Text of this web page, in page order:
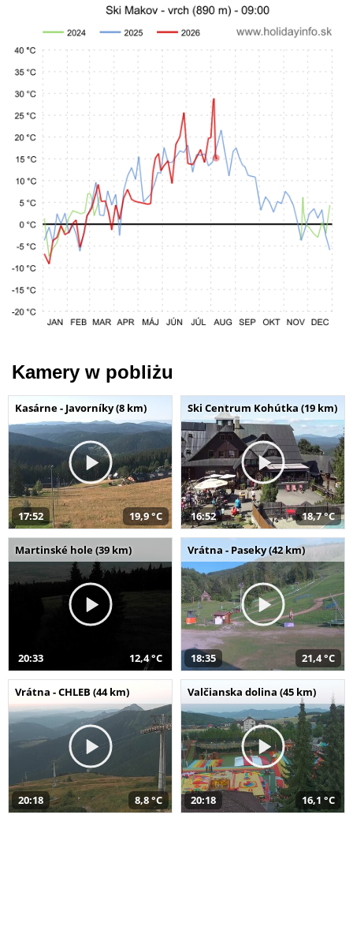
Kamery w pobliżu
Kasárne - Javorníky (8 km)
17:52 19,9 °C
Ski Centrum Kohútka (19 km)
16:52 18,7 °C
Martinské hole (39 km)
20:33 12,4 °C
Vrátna - Paseky (42 km)
18:35 21,4 °C
Vrátna - CHLEB (44 km)
20:18 8,8 °C
Valčianska dolina (45 km)
20:18 16,1 °C